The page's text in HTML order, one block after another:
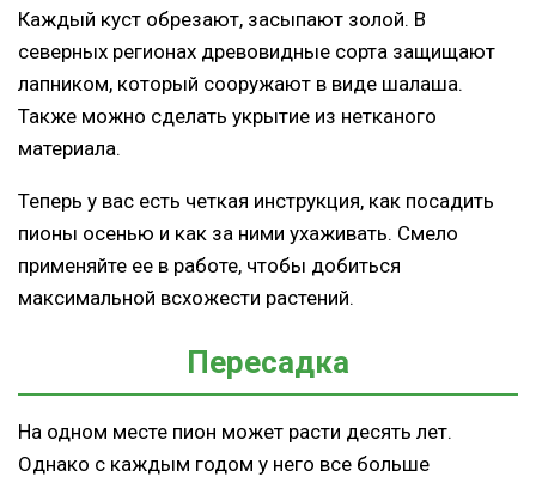
Каждый куст обрезают, засыпают золой. В
северных регионах древовидные сорта защищают
лапником, который сооружают в виде шалаша.
Также можно сделать укрытие из нетканого
материала.
Теперь у вас есть четкая инструкция, как посадить
пионы осенью и как за ними ухаживать. Смело
применяйте ее в работе, чтобы добиться
максимальной всхожести растений.
Пересадка
На одном месте пион может расти десять лет.
Однако с каждым годом у него все больше